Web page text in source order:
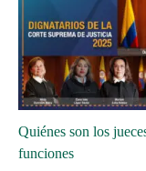
Quiénes son los
funciones